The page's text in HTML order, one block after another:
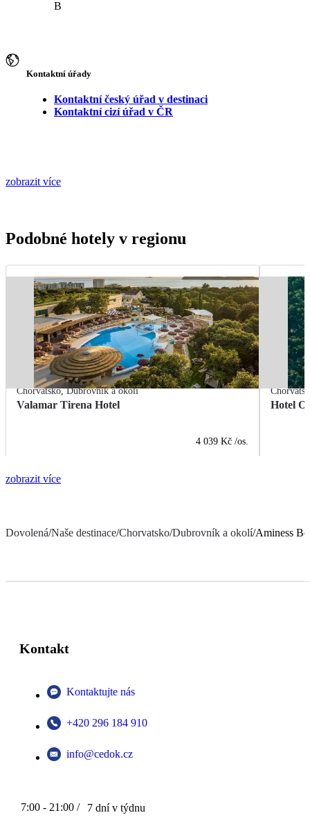
B
Kontaktní úřady
Kontaktní český úřad v destinaci
Kontaktní cizí úřad v ČR
zobrazit více
Podobné hotely v regionu
Chorvatsko,Dubrovník a okolí
Valamar Tirena Hotel
4 039 Kč /os.
Hotel
zobrazit více
Dovolená/Naše destinace/Chorvatsko/Dubrovník a okolí/Aminess
Kontakt
Kontaktujte nás
+420 296 184 910
info@cedok.cz
7:00 - 21:00 / 7 dní v týdnu